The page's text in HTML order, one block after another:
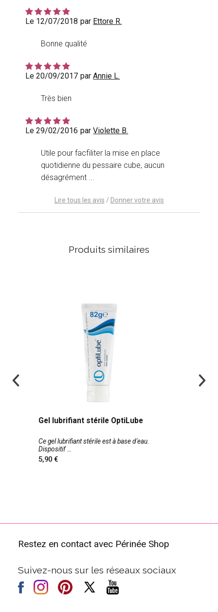
Le 12/07/2018 par Ettore R.
Bonne qualité
Le 20/09/2017 parAnnie L.
Très bien
Le 29/02/2016 parViolette B.
Utile pour facfiliter la mise en place
quotidienne du pessaire cube, aucun
désagrément ...
Lire tous les avis / Donner votre avis
Produits similaires
Gel lubrifiant stérile OptiLube
Ce gel lubrifiant stérile est à base d'eau.
Dispositif
5,90
Restez en contact avec Périnée Shop
Suivez-nous sur les réseaux sociaux